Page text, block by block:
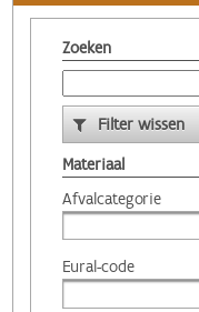
Zoeken
Filter wissen
Materiaal
Afvalcategorie
Eural-code